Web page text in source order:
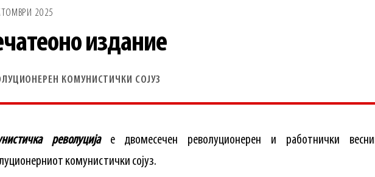
2025
издание
КОМУНИСТИЧКИ СОЈУЗ
револуцијае двомесечен револуционерен и работнички
комунистички сојуз.